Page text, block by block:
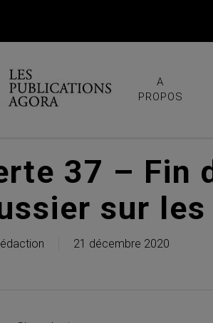
A
PROPOS
37 – Fin
sur
21 décembre 2020